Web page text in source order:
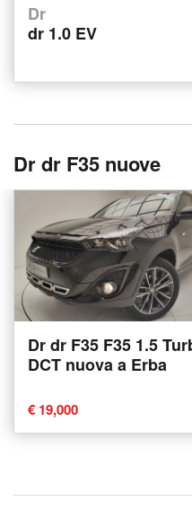
Dr
dr 1.0 EV
Dr dr F35 nuove
Dr dr F35 F35 1.5
DCT nuova a Erba
€ 19,000